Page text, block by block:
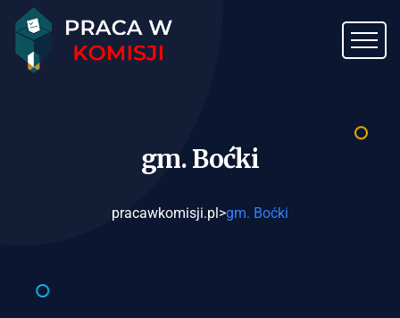
gm.Boćki
pracawkomisji.pl>gm. Boćki